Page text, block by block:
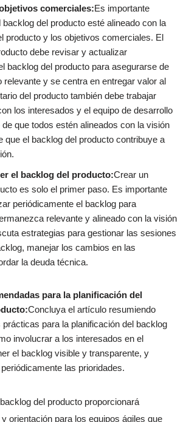
comerciales:Es importante
backlog del producto esté alineado con la
producto y los objetivos comerciales. El
debe revisar y actualizar
backlog del producto para asegurarse de
relevante y se centra en entregar valor al
del producto también debe trabajar
los interesados y el equipo de desarrollo
que todos estén alineados con la visión
que el backlog del producto contribuye a
el backlog del producto:Crear un
es solo el primer paso. Es importante
periódicamente el backlog para
relevante y alineado con la visión
estrategias para gestionar las sesiones
manejar los cambios en las
la deuda técnica.
para la planificación del
Concluya el artículo resumiendo
para la planificación del backlog
involucrar a los interesados en el
el backlog visible y transparente, y
las prioridades.
del producto proporcionará
orientación para los equipos ágiles que